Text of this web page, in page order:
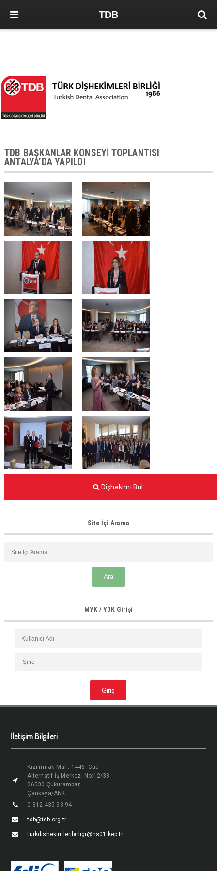
TDB
TDB BAŞKANLAR KONSEYİ TOPLANTISI
ANTALYA’DA YAPILDI
Dişhekimi Bul
Site İçi Arama
MYK / YDK Girişi
İletişim Bilgileri
Kızılırmak Mah. 1446. Cad.
Alternatif İş Merkezi No:12/38
06530 Çukurambar,
Çankaya/ANK.
0 312 435 93 94
tdb@tdb.org.tr
turkdishekimleribirligi@hs01.kep.tr